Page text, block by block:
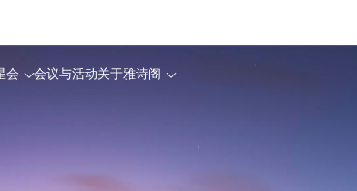
会 会议与活动关于雅诗阁